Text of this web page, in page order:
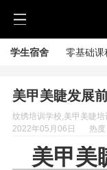
学生宿舍 零基础课
美甲美睫发展
纹绣培训学校,美甲美睫
2022年05月06日
热
美甲美